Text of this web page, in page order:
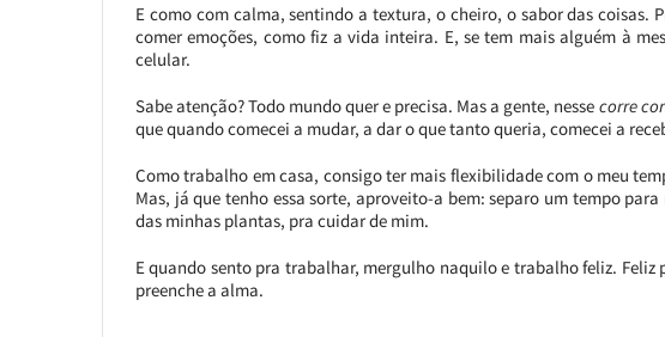
E como com calma, sentindo a textura, o cheiro, o sabor das coisas.
comer emoções, como fiz a vida inteira. E, se tem mais alguém à
celular.
Sabe atenção? Todo mundo quer e precisa. Mas a gente, nesse corre
que quando comecei a mudar, a dar o que tanto queria, comecei a
Como trabalho em casa, consigo ter mais flexibilidade com o meu
Mas, já que tenho essa sorte, aproveito-a bem: separo um tempo
das minhas plantas, pra cuidar de mim.
E quando sento pra trabalhar, mergulho naquilo e trabalho feliz.
preenche a alma.